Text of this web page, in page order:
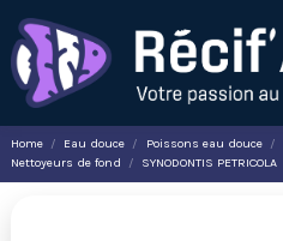
Home Eau douce Poissons eau douce
Nettoyeurs de fond
SYNODONTIS PETRICOLA